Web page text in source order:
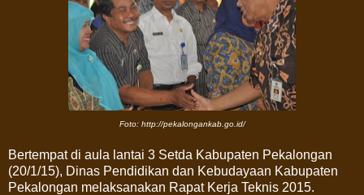
Foto: http://pekalongankab.go.id/
Bertempat di aula lantai 3 Setda Kabupaten Pekalongan
(20/1/15), Dinas Pendidikan dan Kebudayaan Kabupaten
Pekalongan melaksanakan Rapat Kerja Teknis 2015.